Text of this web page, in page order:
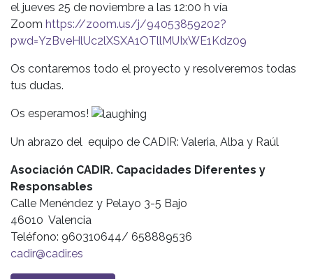
el jueves 25 de noviembre a las 12:00 h vía
Zoom https://zoom.us/j/94053859202?
pwd=YzBveHlUc2lXSXA1OTllMUIxWE1Kdz09
Os contaremos todo el proyecto y resolveremos todas
tus dudas.
Os esperamos!
Un abrazo del equipo de CADIR: Valeria, Alba y Raúl
Asociación CADIR. Capacidades Diferentes y
Responsables
Calle Menéndez y Pelayo 3-5 Bajo
46010 Valencia
Teléfono: 960310644/ 658889536
cadir@cadir.es